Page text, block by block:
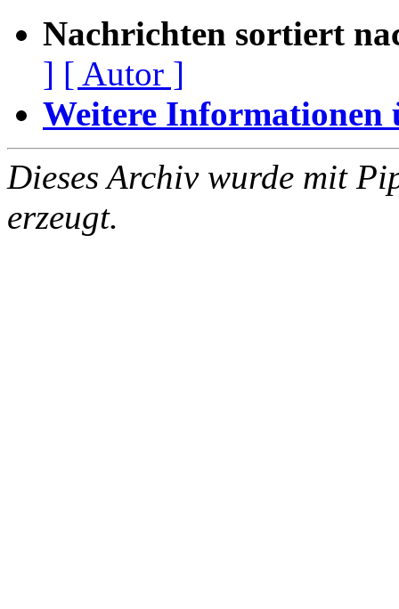
Nachrichten sortiert
] [ Autor ]
Weitere Informationen
Dieses Archiv wurde mit
erzeugt.